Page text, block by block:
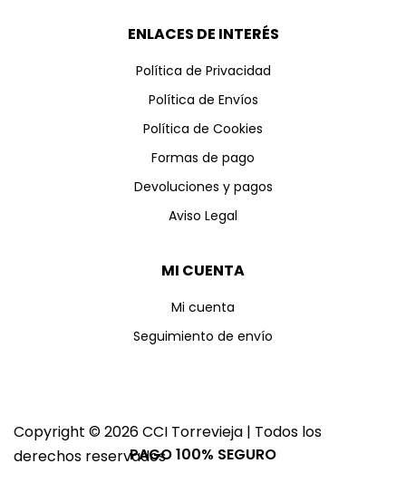
ENLACES DE INTERÉS
Política de Privacidad
Política de Envíos
Política de Cookies
Formas de pago
Devoluciones y pagos
Aviso Legal
MI CUENTA
Mi cuenta
Seguimiento de envío
Copyright © 2026 CCI Torrevieja | Todos los
derechos reservadosPAGO 100% SEGURO